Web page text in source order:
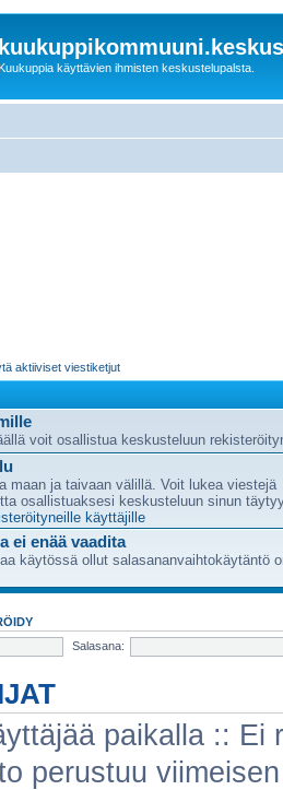
käyttävien ihmisten keskustelupalsta.
aktiiviset viestiketjut
voit osallistua keskusteluun
maan ja taivaan välillä. Voit lukea viestejä
osallistuaksesi keskusteluun sinun
käyttäjille
ei enää vaadita
käytössä ollut salasananvaihtokäytäntö
Salasana:
paikalla :: Ei
perustuu